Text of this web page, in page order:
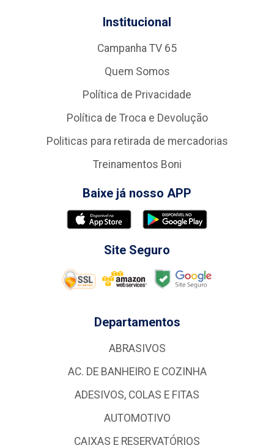
Institucional
Campanha TV 65
Quem Somos
Política de Privacidade
Política de Troca e Devolução
Politicas para retirada de mercadorias
Treinamentos Boni
Baixe já nosso APP
Site Seguro
Departamentos
ABRASIVOS
AC. DE BANHEIRO E COZINHA
ADESIVOS, COLAS E FITAS
AUTOMOTIVO
CAIXAS E RESERVATÓRIOS